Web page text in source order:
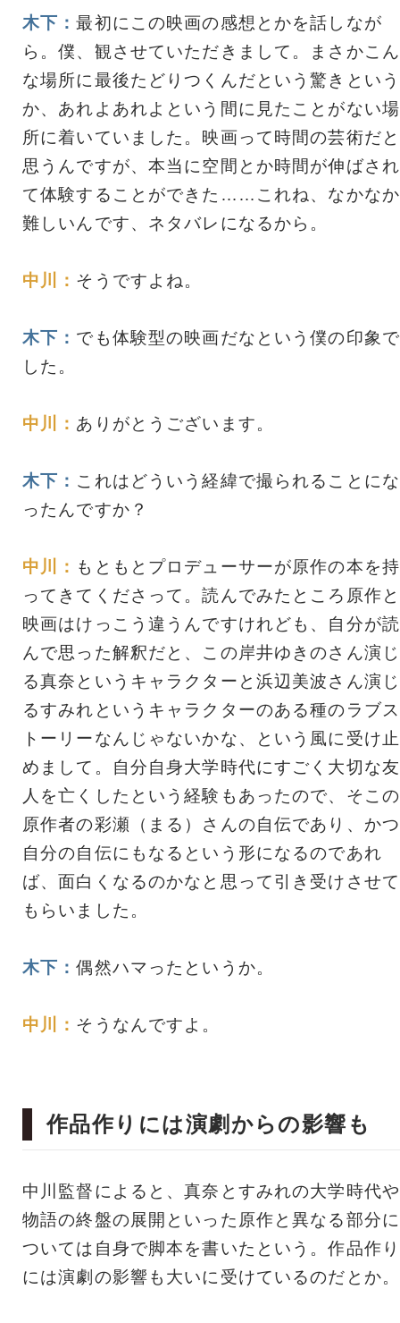
木下：最初にこの映画の感想とかを話しなが
ら。僕、観させていただきまして。まさかこん
な場所に最後たどりつくんだという驚きという
か、あれよあれよという間に見たことがない場
所に着いていました。映画って時間の芸術だと
思うんですが、本当に空間とか時間が伸ばされ
て体験することができた……これね、なかなか
難しいんです、ネタバレになるから。
中川： そうですよね。
木下： でも体験型の映画だなという僕の印象で
した。
中川： ありがとうございます。
木下： これはどういう経緯で撮られることにな
ったんですか？
中川： もともとプロデューサーが原作の本を持
ってきてくださって。読んでみたところ原作と
映画はけっこう違うんですけれども、自分が読
んで思った解釈だと、この岸井ゆきのさん演じ
る真奈というキャラクターと浜辺美波さん演じ
るすみれというキャラクターのある種のラブス
トーリーなんじゃないかな、という風に受け止
めまして。自分自身大学時代にすごく大切な友
人を亡くしたという経験もあったので、そこの
原作者の彩瀬（まる）さんの自伝であり、かつ
自分の自伝にもなるという形になるのであれ
ば、面白くなるのかなと思って引き受けさせて
もらいました。
木下：偶然ハマったというか。
中川： そうなんですよ。
作品作りには演劇からの影響も
中川監督によると、真奈とすみれの大学時代や
物語の終盤の展開といった原作と異なる部分に
ついては自身で脚本を書いたという。作品作り
には演劇の影響も大いに受けているのだとか。